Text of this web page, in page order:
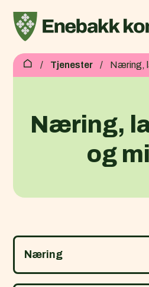
Du er her:Tjenester Næring,
Næring,
og
Næring